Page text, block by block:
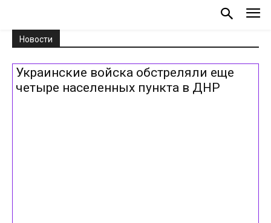
Новости
Украинские войска обстреляли еще
четыре населенных пункта в ДНР